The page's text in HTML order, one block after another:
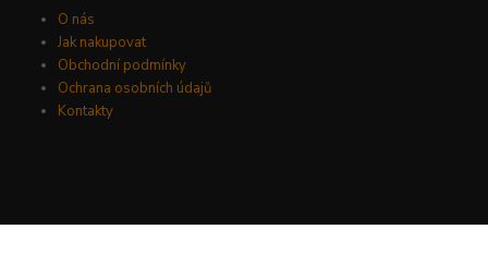
O nás
Jak nakupovat
Obchodní podmínky
Ochrana osobních údajů
Kontakty